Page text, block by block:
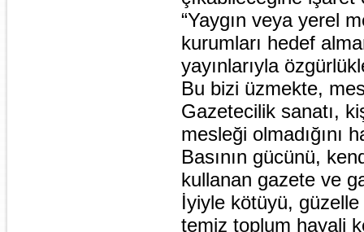
“Yaygın veya yerel
kurumları hedef
yayınlarıyla
Bu bizi üzmekte,
Gazetecilik sanatı,
mesleği olmadığını
Basının gücünü,
kullanan gazete ve
İyiyle kötüyü, güzelle
temiz toplum hayali